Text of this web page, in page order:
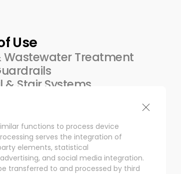
Use
Wastewater Treatment
& Stair Systems
functions to process device
serves the integration of
elements, statistical
and social media integration.
transferred to and processed by third